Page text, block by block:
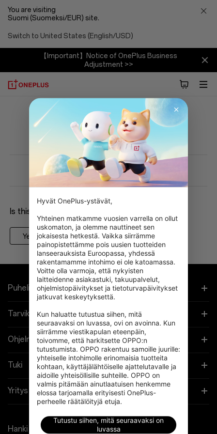
You are visiting
Suomi (Suomeksi/EUR) site.
Switch to United States (English/USD)
【Important】Notice of OnePlus Business
Adjustment >>
Is this answer helpful?
Yes No
Puhelimet
OnePlus 15
OnePlus 13
OnePlus 13R
OnePlus Nord 5
OnePlus Nord CE5
Tarvikkeet
Tabletti
Puettavat
Suojakuoret
Laturit & Johdot
Ohjelmat
Linkitä OnePlus-laitteesi
Alennusohjelma
OnePlus-vaihtolaitetarjous
Tuki
Shopping FAQs
Yritys
Tietoja OnePlusista
Hanki tukea OnePlusilta
Hyvät OnePlus-ystävät,
Yhteinen matkamme vuosien varrella on ollut
uskomaton, ja olemme nauttineet sen
jokaisesta hetkestä. Vaikka siirrämme
painopistettämme pois uusien tuotteiden
lanseerauksista Euroopassa, yhdessä
rakentamamme intohimo ei ole katoamassa.
Voitte olla varmoja, että nykyisten
laitteidenne asiakastuki, takuupalvelut,
ohjelmistopäivitykset ja tietoturvapäivitykset
jatkuvat keskeytyksettä.
Kun haluatte tutustua siihen, mitä
seuraavaksi on luvassa, ovi on avoinna. Kun
siirrämme viestikapulan eteenpäin,
toivomme, että harkitsette OPPO:n
tutustumista. OPPO rakentuu samoille juurille:
yhteiselle intohimolle erinomaisia tuotteita
kohtaan, käyttäjälähtöiselle ajattelutavalle ja
aidoille yhteisöllisille suhteille. OPPO on
valmis pitämään ainutlaatuisen henkemme
elossa tarjoamalla erityisesti OnePlus-
perheelle räätälöityjä etuja.
Tutustu siihen, mitä seuraavaksi on
luvassa